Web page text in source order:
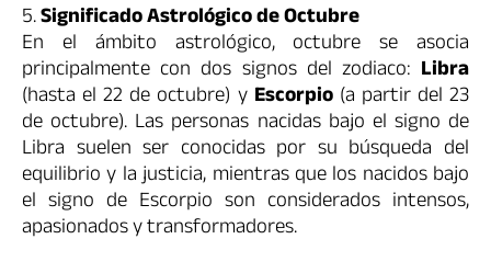
5.Significado Astrológico de Octubre
En el ámbito astrológico, octubre se asocia
principalmente con dos signos del zodiaco: Libra
(hasta el 22 de octubre) y Escorpio(a partir del 23
de octubre). Las personas nacidas bajo el signo de
Libra suelen ser conocidas por su búsqueda del
equilibrio y la justicia, mientras que los nacidos bajo
el signo de Escorpio son considerados intensos,
apasionados y transformadores.